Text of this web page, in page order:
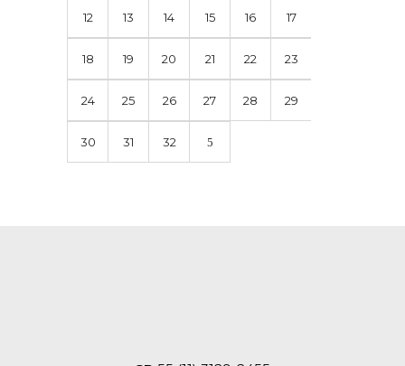
12 13 14 15 16 17
18 19 20 21 22 23
24 25 26 27 28 29
30 31 32